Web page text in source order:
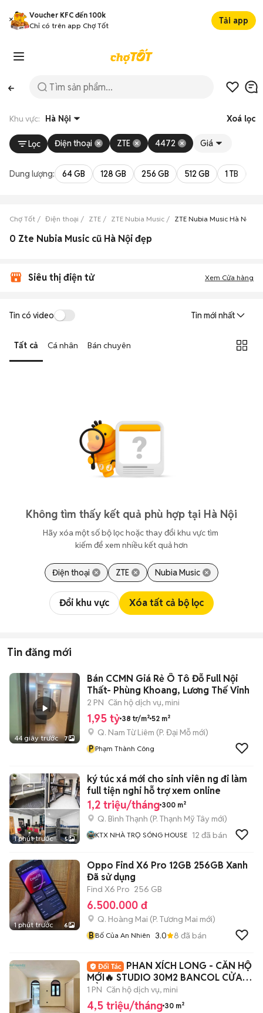
Voucher KFC đến 100k
Chỉ có trên app Chợ Tốt
Tải app
Khu vực: Hà Nội Xoá lọc
Lọc Điện thoại ZTE 4472 Giá
Dung lượng: 64 GB 128 GB 256 GB 512 GB 1 TB
Chợ Tốt Điện thoại ZTE ZTE Nubia Music ZTE Nubia Music Hà Nội
0 Zte Nubia Music cũ Hà Nội đẹp
Siêu thị điện tử Xem Cửa hàng
Tin có video Tin mới nhất
Tất cả Cá nhân Bán chuyên
Không tìm thấy kết quả phù hợp tại Hà Nội
Hãy xóa một số bộ lọc hoặc thay đổi khu vực tìm
kiếm để xem nhiều kết quả hơn
Điện thoại ZTE Nubia Music
Đổi khu vực Xóa tất cả bộ lọc
Tin đăng mới
44 giây trước 7
Bán CCMN Giá Rẻ Ô Tô Đỗ Full Nội
Thất- Phùng Khoang, Lương Thế Vinh
2 PN Căn hộ dịch vụ, mini
1,95 tỷ 38 tr/m² 52 m²
Q. Nam Từ Liêm (P. Đại Mỗ mới)
P Phạm Thành Công
1 phút trước 5
ký túc xá mới cho sinh viên ng đi làm
full tiện nghi hỗ trợ xem online
1,2 triệu/tháng 300 m²
Q. Bình Thạnh (P. Thạnh Mỹ Tây mới)
KTX NHÀ TRỌ SÓNG HOUSE 12 đã bán
1 phút trước 6
Oppo Find X6 Pro 12GB 256GB Xanh
Đã sử dụng
Find X6 Pro 256 GB
6.500.000 đ
Q. Hoàng Mai (P. Tương Mai mới)
BBố Của An Nhiên 3.0 8 đã bán
PHAN XÍCH LONG - CĂN HỘ
MỚI🔥 STUDIO 30M2 BANCOL CỬA
SỔ - FULL NT 100%
1 PN Căn hộ dịch vụ, mini
4,5 triệu/tháng 30 m²